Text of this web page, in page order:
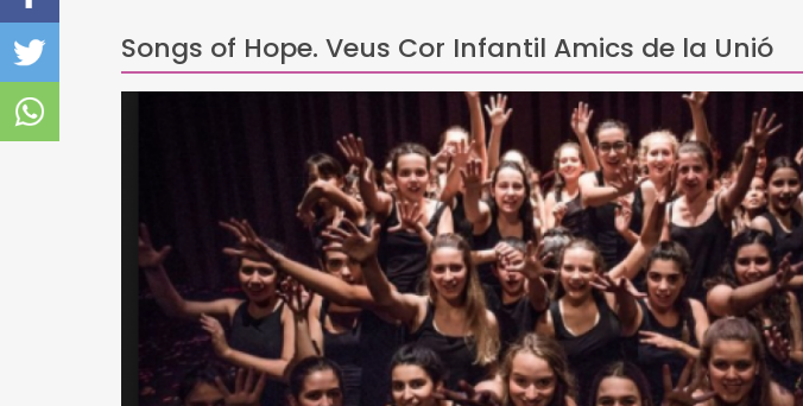
Songs of Hope. Veus Cor Infantil Amics de la Unió